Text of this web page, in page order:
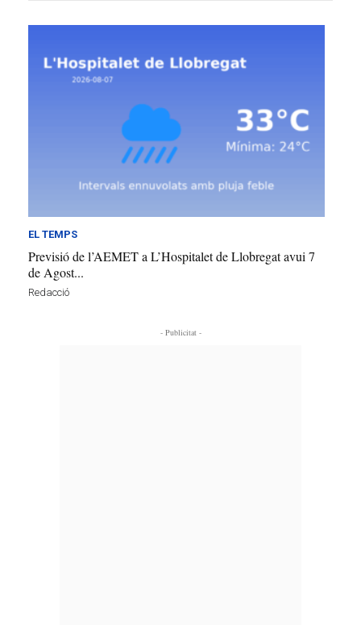
EL TEMPS
Previsió de l’AEMET a L’Hospitalet de Llobregat avui 7
de Agost...
Redacció
- Publicitat -